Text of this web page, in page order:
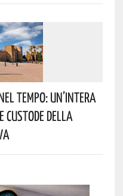
Tempo: Un’intera
Custode Della